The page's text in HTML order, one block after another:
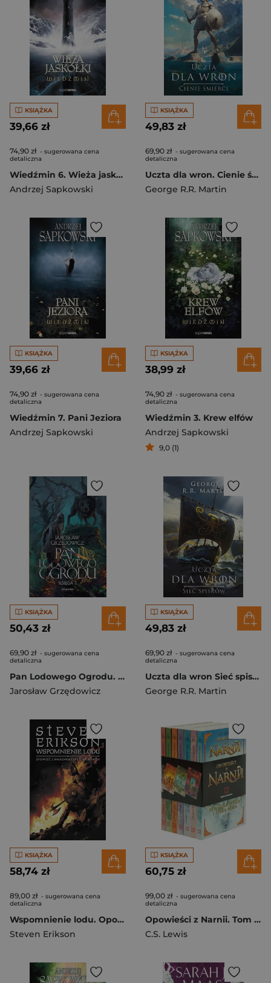
KSIĄŻKA
39,66 zł
74,90 zł - sugerowana cena
detaliczna
Wiedźmin 6. Wieża jaskółki
Andrzej Sapkowski
KSIĄŻKA
49,83 zł
69,90 zł - sugerowana cena
detaliczna
Uczta dla wron. Cienie śmierci. Pieśń Lodu i Ognia wyd. 2024
George R.R. Martin
KSIĄŻKA
39,66 zł
74,90 zł - sugerowana cena
detaliczna
Wiedźmin 7. Pani Jeziora
Andrzej Sapkowski
KSIĄŻKA
38,99 zł
74,90 zł - sugerowana cena
detaliczna
Wiedźmin 3. Krew elfów
Andrzej Sapkowski
9,0 (1)
KSIĄŻKA
50,43 zł
69,90 zł - sugerowana cena
detaliczna
Pan Lodowego Ogrodu. Księga 2
Jarosław Grzędowicz
KSIĄŻKA
49,83 zł
69,90 zł - sugerowana cena
detaliczna
Uczta dla wron Sieć spisków. Pieśń Lodu i Ognia wyd. 2025
George R.R. Martin
KSIĄŻKA
58,74 zł
89,00 zł - sugerowana cena
detaliczna
Wspomnienie lodu. Opowieści z Malazańskiej Księgi Poległych. Tom 3
Steven Erikson
KSIĄŻKA
60,75 zł
99,00 zł - sugerowana cena
detaliczna
Opowieści z Narnii. Tom 1-7
C.S. Lewis